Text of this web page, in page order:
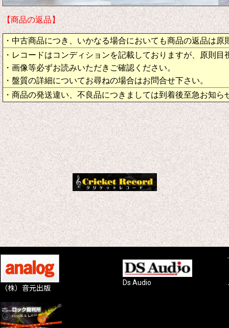
【商品の返品】
・中古商品につき、いかなる場合においても商品の返品は原
・レコードはコンディションを記載しておりますが、原則目
・画像等必ずお読みいただきご確認ください。
・盤質の詳細についてお尋ねの場合はお問合せ下さい。
・商品の発送違い、不良品につきましては到着後至急お知ら
（株）音元出版
Ds Audio